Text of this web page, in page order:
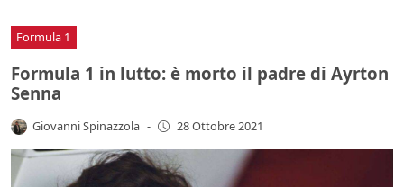
Formula 1
Formula 1 in lutto: è morto il padre di Ayrton
Senna
Giovanni Spinazzola - 28 Ottobre 2021